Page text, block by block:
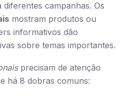
campanhas. Os
mostram produtos ou
informativos dão
sobre temas importantes.
precisam de atenção
há 8 dobras comuns: